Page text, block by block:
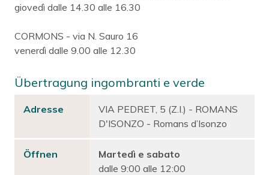
giovedì dalle 14.30 alle 16.30
CORMONS - via N. Sauro 16
venerdì dalle 9.00 alle 12.30
Übertragung ingombranti e verde
Adresse
VIA PEDRET, 5 (Z.I.) - ROMANS
D'ISONZO - Romans d’Isonzo
Öffnen
Martedì e sabato
dalle 9:00 alle 12:00